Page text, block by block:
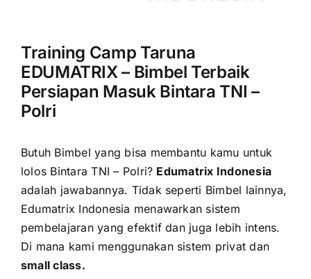
Training Camp Taruna
EDUMATRIX – Bimbel Terbaik
Persiapan Masuk Bintara TNI –
Polri
Butuh Bimbel yang bisa membantu kamu untuk
lolos Bintara TNI – Polri? Edumatrix Indonesia
adalah jawabannya. Tidak seperti Bimbel lainnya,
Edumatrix Indonesia menawarkan sistem
pembelajaran yang efektif dan juga lebih intens.
Di mana kami menggunakan sistem privat dan
small class.